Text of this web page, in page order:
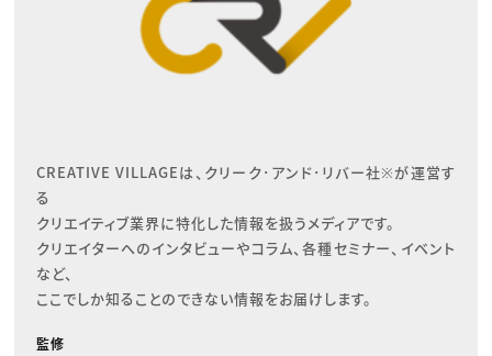
CREATIVE VILLAGEは、クリーク･アンド･リバー社※が運営す
る
クリエイティブ業界に特化した情報を扱うメディアです。
クリエイターへのインタビューやコラム、各種セミナー、イベント
など、
ここでしか知ることのできない情報をお届けします。
監修